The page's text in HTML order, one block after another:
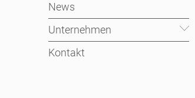
News
Unternehmen
Kontakt